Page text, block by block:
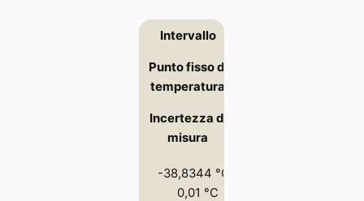
Intervallo
Punto fisso di
temperatura
Incertezza di
misura
-38,8344 °C –
0,01 °C